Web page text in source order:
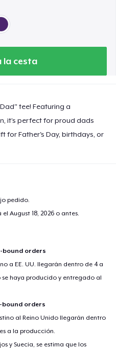
la cesta
tee! Featuring a
it’s perfect for proud dads
for Father's Day, birthdays, or
pedido.
elAugust 18, 2026 o antes.
bound orders
a EE. UU. llegarán dentro de 4 a
se haya producido y entregado al
bound orders
al Reino Unido llegarán dentro
a la producción.
y Suecia, se estima que los